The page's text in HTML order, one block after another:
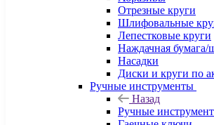
Отрезные круги
Шлифовальные
Лепестковые круги
Наждачная бумага/
Насадки
Диски и круги по
Ручные инструменты
Назад
Ручные